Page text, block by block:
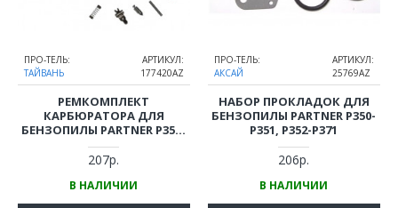
ПРО-ТЕЛЬ:
ТАЙВАНЬ
АРТИКУЛ:
177420AZ
РЕМКОМПЛЕКТ
КАРБЮРАТОРА ДЛЯ
БЕНЗОПИЛЫ PARTNER P350-
P351 / POULAN 2150
207р.
В НАЛИЧИИ
ПРО-ТЕЛЬ:
АКСАЙ
АРТИКУЛ:
25769AZ
НАБОР ПРОКЛАДОК ДЛЯ
БЕНЗОПИЛЫ PARTNER P350-
P351, P352-P371
206р.
В НАЛИЧИИ